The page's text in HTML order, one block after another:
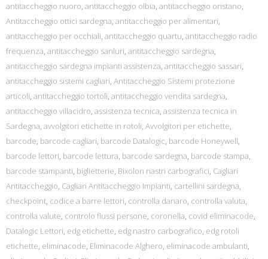
antitaccheggio nuoro, antitaccheggio olbia, antitaccheggio oristano,
Antitaccheggio ottici sardegna, antitaccheggio per alimentari,
antitaccheggio per occhiali, antitaccheggio quartu, antitaccheggio radio
frequenza, antitaccheggio sanluri, antitaccheggio sardegna,
antitaccheggio sardegna impianti assistenza, antitaccheggio sassari,
antitaccheggio sistemi cagliari, Antitaccheggio Sistemi protezione
articoli, antitaccheggio tortolì, antitaccheggio vendita sardegna,
antitaccheggio villacidro, assistenza tecnica, assistenza tecnica in
Sardegna, avvolgitori etichette in rotoli, Avvolgitori per etichette,
barcode, barcode cagliari, barcode Datalogic, barcode Honeywell,
barcode lettori, barcode lettura, barcode sardegna, barcode stampa,
barcode stampanti, biglietterie, Bixolon nastri carbografici, Cagliari
Antitaccheggio, Cagliari Antitaccheggio Impianti, cartellini sardegna,
checkpoint, codice a barre lettori, controlla danaro, controlla valuta,
controlla valute, controlo flussi persone, coronella, covid eliminacode,
Datalogic Lettori, edg etichette, edg nastro carbografico, edg rotoli
etichette, eliminacode, Eliminacode Alghero, eliminacode ambulanti,